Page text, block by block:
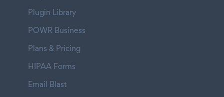
Plugin Library
POWR Business
Plans & Pricing
HIPAA Forms
Email Blast